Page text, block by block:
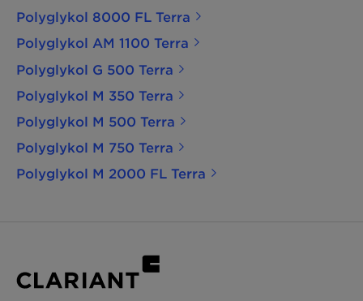
Polyglykol 8000 FL Terra
Polyglykol AM 1100 Terra
Polyglykol G 500 Terra
Polyglykol M 350 Terra
Polyglykol M 500 Terra
Polyglykol M 750 Terra
Polyglykol M 2000 FL Terra